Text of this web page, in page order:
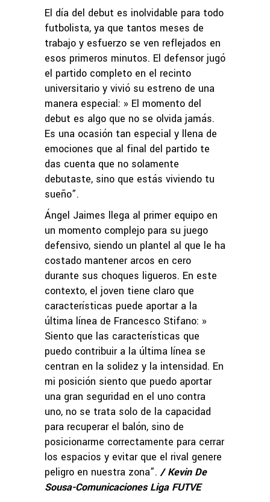
El día del debut es inolvidable para todo
futbolista, ya que tantos meses de
trabajo y esfuerzo se ven reflejados en
esos primeros minutos. El defensor jugó
el partido completo en el recinto
universitario y vivió su estreno de una
manera especial: » El momento del
debut es algo que no se olvida jamás.
Es una ocasión tan especial y llena de
emociones que al final del partido te
das cuenta que no solamente
debutaste, sino que estás viviendo tu
sueño”.
Ángel Jaimes llega al primer equipo en
un momento complejo para su juego
defensivo, siendo un plantel al que le ha
costado mantener arcos en cero
durante sus choques ligueros. En este
contexto, el joven tiene claro que
características puede aportar a la
última línea de Francesco Stifano: »
Siento que las características que
puedo contribuir a la última línea se
centran en la solidez y la intensidad. En
mi posición siento que puedo aportar
una gran seguridad en el uno contra
uno, no se trata solo de la capacidad
para recuperar el balón, sino de
posicionarme correctamente para cerrar
los espacios y evitar que el rival genere
peligro en nuestra zona”./ Kevin De
Sousa-Comunicaciones Liga FUTVE